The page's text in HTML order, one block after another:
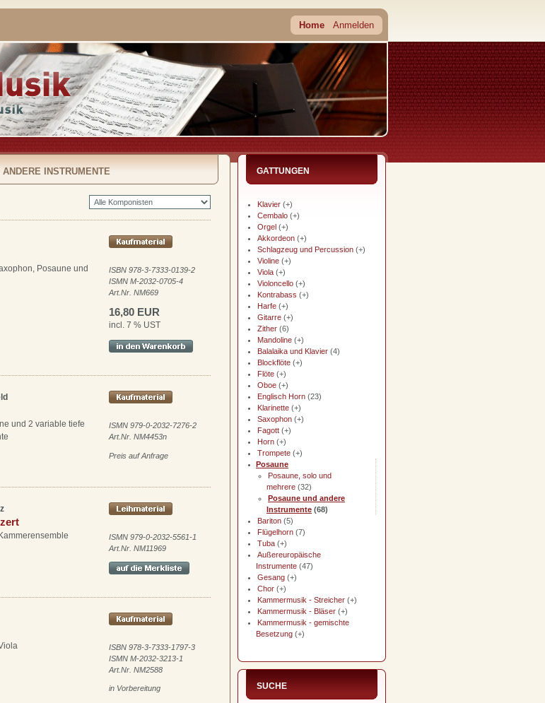
Home Anmelden
GATTUNGEN
Klavier (+)
Cembalo (+)
Orgel (+)
Akkordeon (+)
Schlagzeug und Percussion (+)
Violine (+)
Viola (+)
Violoncello (+)
Kontrabass (+)
Harfe (+)
Gitarre (+)
Zither (6)
Mandoline (+)
Balalaika und Klavier (4)
Blockflöte (+)
Flöte (+)
Oboe (+)
Englisch Horn (23)
Klarinette (+)
Saxophon (+)
Fagott (+)
Horn (+)
Trompete (+)
Posaune
Posaune, solo und
mehrere (32)
Posaune und andere
Instrumente (68)
Bariton (5)
Flügelhorn (7)
Tuba (+)
Außereuropäische
Instrumente (47)
Gesang (+)
Chor (+)
Kammermusik - Streicher (+)
Kammermusik - Bläser (+)
Kammermusik - gemischte
Besetzung (+)
SUCHE
ANDERE INSTRUMENTE
Posaune und
ISBN 978-3-7333-0139-2
ISMN M-2032-0705-4
Art.Nr. NM669
16,80 EUR
incl. 7 % UST
und 2 variable tiefe
ISMN 979-0-2032-7276-2
Art.Nr. NM4453n
Preis auf Anfrage
ISMN 979-0-2032-5561-1
Art.Nr. NM11969
ISBN 978-3-7333-1797-3
ISMN M-2032-3213-1
Art.Nr. NM2588
in Vorbereitung